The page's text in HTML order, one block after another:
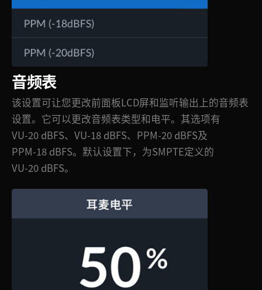
音频表
该设置可让您更改前面板LCD屏和监听输出上的音频表
设置。它可以更改音频表类型和电平。其选项有
VU‑20 dBFS、VU‑18 dBFS、PPM‑20 dBFS及
PPM‑18 dBFS。默认设置下，为SMPTE定义的
VU‑20 dBFS。